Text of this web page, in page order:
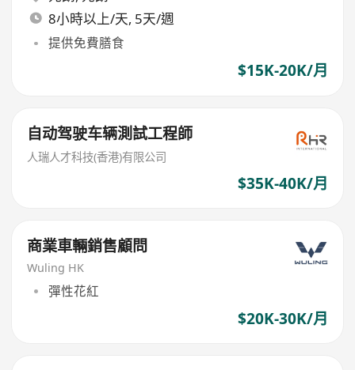
8小時以上/天, 5天/週
提供免費膳食
$15K-20K/月
自动驾驶车辆測試工程師
人瑞人才科技(香港)有限公司
$35K-40K/月
商業車輛銷售顧問
Wuling HK
彈性花紅
$20K-30K/月